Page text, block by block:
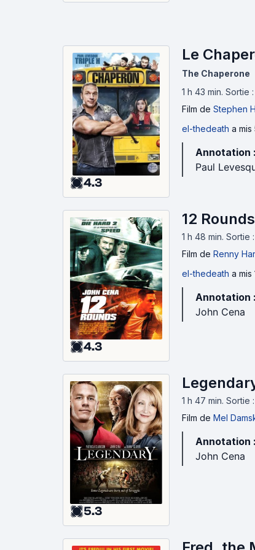
4.3
Le
The Chaperone
1 h 43 min. Sortie
Film de Stephen
el-thedeath a mis
Annotation :
Paul
4.3
12
1 h 48 min. Sortie
Film de Renny
el-thedeath a mis
Annotation :
John Cena
5.3
1 h 47 min. Sortie
Film de Mel
Annotation :
John Cena